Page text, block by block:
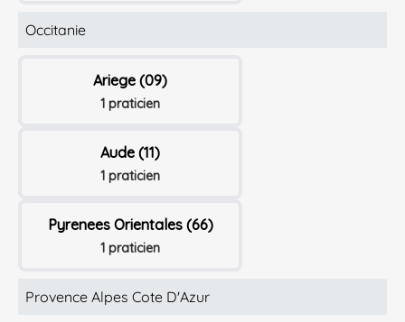
Occitanie
Ariege (09)
1 praticien
Aude (11)
1 praticien
Pyrenees Orientales (66)
1 praticien
Provence Alpes Cote D'Azur